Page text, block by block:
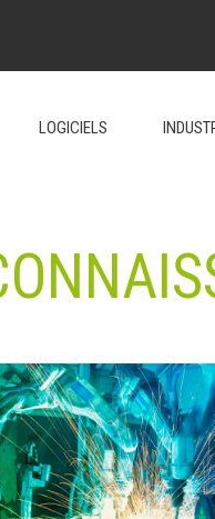
LOGICIELS